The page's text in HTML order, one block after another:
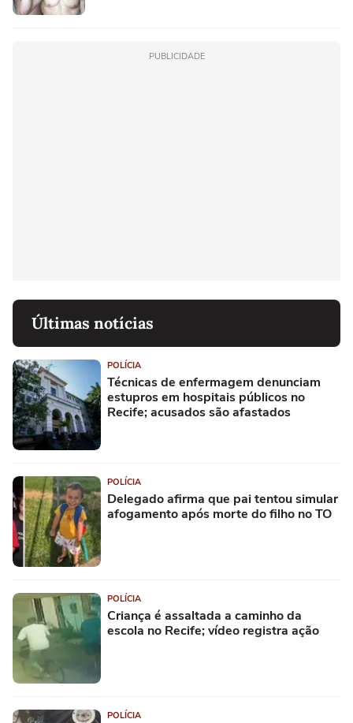
PUBLICIDADE
Últimas notícias
POLÍCIA
Técnicas de enfermagem denunciam
estupros em hospitais públicos no
Recife; acusados são afastados
POLÍCIA
Delegado afirma que pai tentou simular
afogamento após morte do filho no TO
POLÍCIA
Criança é assaltada a caminho da
escola no Recife; vídeo registra ação
POLÍCIA